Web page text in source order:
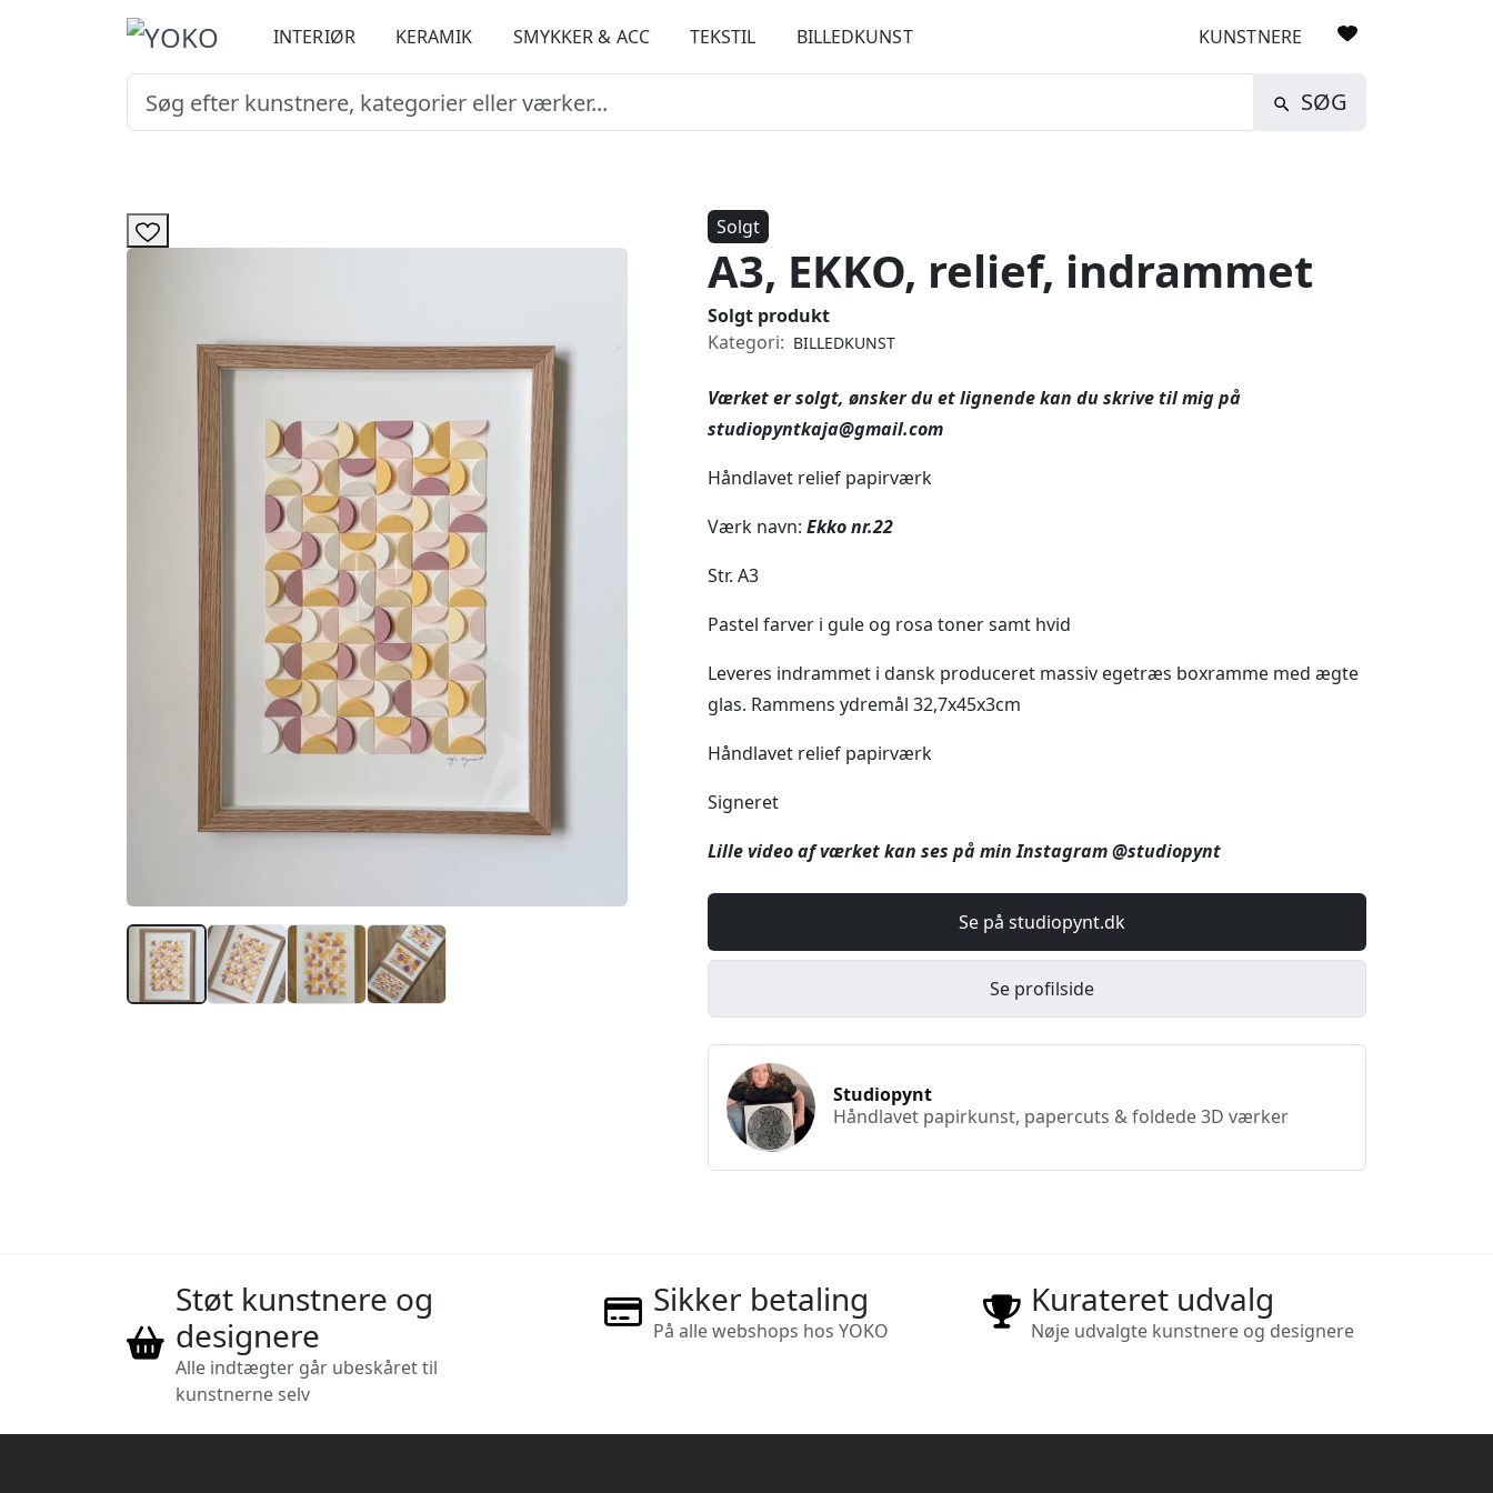
INTERIØR KERAMIK SMYKKER & ACC TEKSTIL BILLEDKUNST KUNSTNERE
SØG
Solgt
A3, EKKO, relief, indrammet
Solgt produkt
Kategori: BILLEDKUNST
Værket er solgt, ønsker du et lignende kan du skrive til mig på
studiopyntkaja@gmail.com
Håndlavet relief papirværk
Værk navn: Ekko nr.22
Str. A3
Pastel farver i gule og rosa toner samt hvid
Leveres indrammet i dansk produceret massiv egetræs boxramme med ægte
glas. Rammens ydremål 32,7x45x3cm
Håndlavet relief papirværk
Signeret
Lille video af værket kan ses på min Instagram @studiopynt
Se på studiopynt.dk
Se profilside
Studiopynt
Håndlavet papirkunst, papercuts & foldede 3D værker
Støt kunstnere og
designere
Alle indtægter går ubeskåret til
kunstnerne selv
Sikker betaling
På alle webshops hos YOKO
Kurateret udvalg
Nøje udvalgte kunstnere og designere